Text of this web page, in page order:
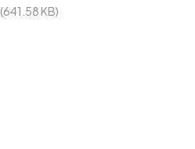
(641.58 KB)